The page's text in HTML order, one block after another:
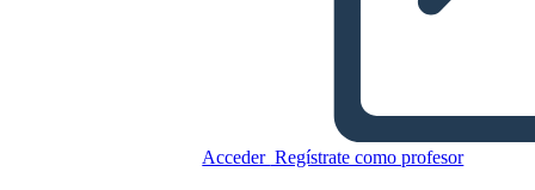
Acceder Regístrate como profesor
Untitled Storyboard